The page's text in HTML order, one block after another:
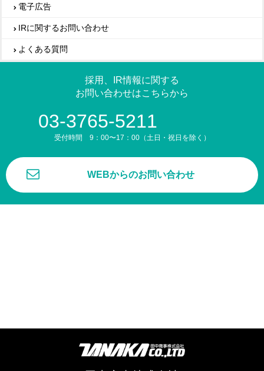
電子広告
IRに関するお問い合わせ
よくある質問
採用、IR情報に関する
お問い合わせはこちらから
03-3765-5211
受付時間 9：00〜17：00（土日・祝日を除く）
WEBからのお問い合わせ